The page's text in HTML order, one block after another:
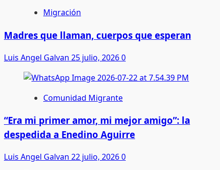
Migración
Madres que llaman, cuerpos que esperan
Luis Angel Galvan 25 julio, 20260
Comunidad Migrante
“Era mi primer amor, mi mejor amigo”: la
despedida a Enedino Aguirre
Luis Angel Galvan 22 julio, 20260